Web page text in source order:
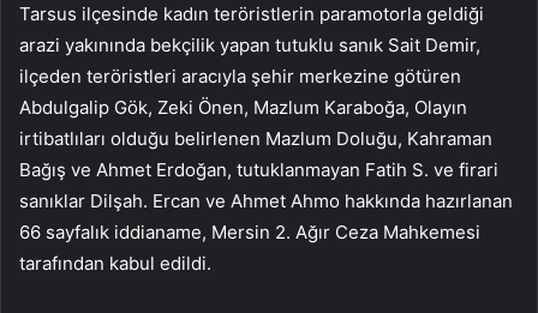
Tarsus ilçesinde kadın teröristlerin paramotorla geldiği
arazi yakınında bekçilik yapan tutuklu sanık Sait Demir,
ilçeden teröristleri aracıyla şehir merkezine götüren
Abdulgalip Gök, Zeki Önen, Mazlum Karaboğa, Olayın
irtibatlıları olduğu belirlenen Mazlum Doluğu, Kahraman
Bağış ve Ahmet Erdoğan, tutuklanmayan Fatih S. ve firari
sanıklar Dilşah. Ercan ve Ahmet Ahmo hakkında hazırlanan
66 sayfalık iddianame, Mersin 2. Ağır Ceza Mahkemesi
tarafından kabul edildi.